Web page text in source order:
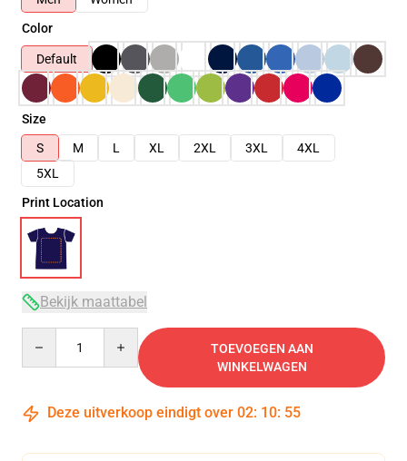
Color
Default
Size
S
M L XL 2XL 3XL
4XL
5XL
Print Location
Bekijk maattabel
TOEVOEGEN AAN
WINKELWAGEN
Deze uitverkoop eindigt over 02: 10: 54